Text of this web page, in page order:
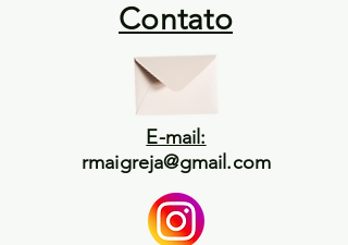
Contato
E-mail:
rmaigreja@gmail.com